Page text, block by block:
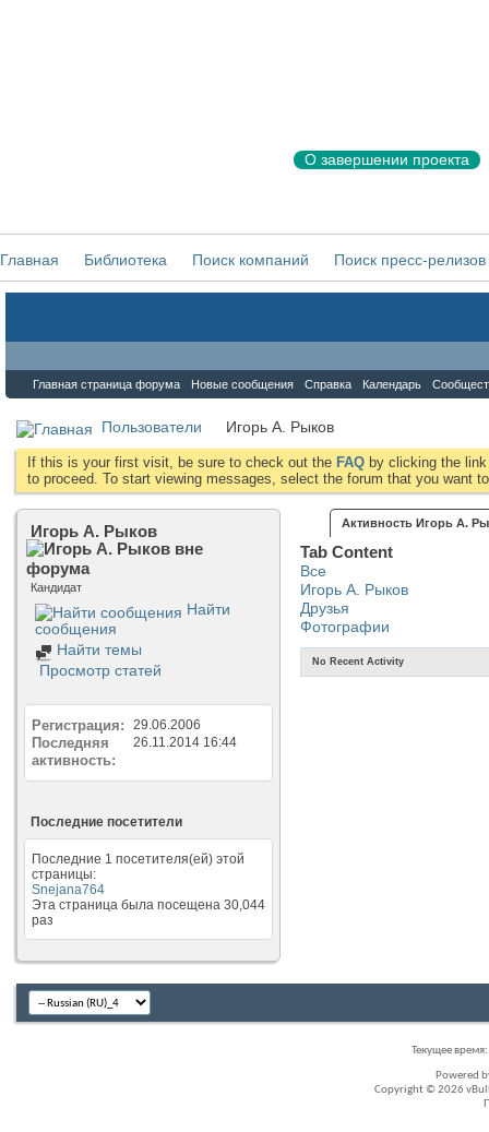
О завершении проекта
Главная Библиотека Поиск компаний Поиск пресс-релизов
Главная страница форума Новые сообщения Справка Календарь
Пользователи Игорь А. Рыков
If this is your first visit, be sure to check out the FAQ by clicking the
to proceed. To start viewing messages, select the forum that you want
Игорь А. Рыков
Кандидат
Найти
сообщения
Найти темы
Просмотр статей
Регистрация 29.06.2006
Последняя
активность
26.11.2014 16:44
Последние посетители
Последние 1 посетителя(ей) этой
страницы:
Snejana764
Эта страница была посещена 30,044
раз
Активность Игорь А.
Tab Content
Все
Игорь А. Рыков
Друзья
Фотографии
No Recent Activity
Текущее время:
Powered
Copyright © 2026